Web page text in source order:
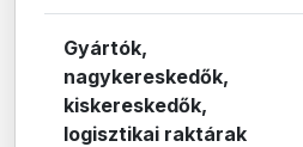
Gyártók,
nagykereskedők,
kiskereskedők,
logisztikai raktárak